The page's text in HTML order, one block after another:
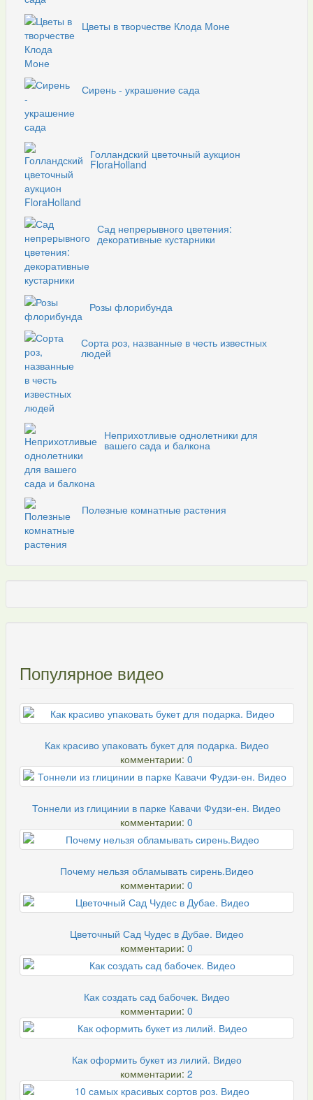
Цветы в творчестве Клода Моне
Сирень - украшение сада
Голландский цветочный аукцион
FloraHolland
Сад непрерывного цветения:
декоративные кустарники
Розы флорибунда
Сорта роз, названные в честь известных
людей
Неприхотливые однолетники для
вашего сада и балкона
Полезные комнатные растения
Популярное видео
Как красиво упаковать букет для подарка. Видео
комментарии: 0
Тоннели из глицинии в парке Кавачи Фудзи-ен. Видео
комментарии: 0
Почему нельзя обламывать сирень.Видео
комментарии: 0
Цветочный Сад Чудес в Дубае. Видео
комментарии: 0
Как создать сад бабочек. Видео
комментарии: 0
Как оформить букет из лилий. Видео
комментарии: 2